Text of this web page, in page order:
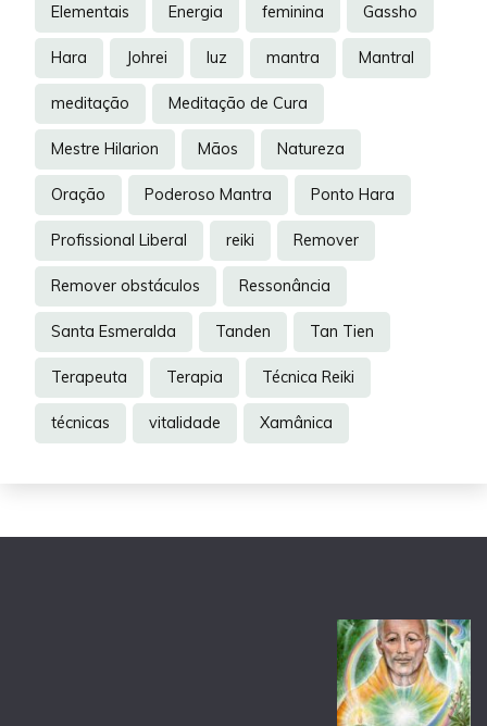
Elementais Energia feminina Gassho
Hara Johrei luz mantra Mantral
meditação Meditação de Cura
Mestre Hilarion Mãos Natureza
Oração Poderoso Mantra Ponto Hara
Profissional Liberal reiki Remover
Remover obstáculos Ressonância
Santa Esmeralda Tanden Tan Tien
Terapeuta Terapia Técnica Reiki
técnicas vitalidade Xamânica